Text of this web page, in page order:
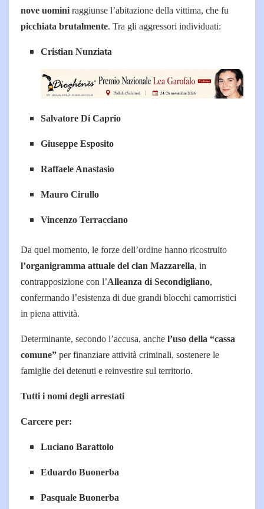
nove uomini raggiunse l’abitazione della vittima, che fu
picchiata brutalmente. Tra gli aggressori individuati:
Cristian Nunziata
Salvatore Di Caprio
Giuseppe Esposito
Raffaele Anastasio
Mauro Cirullo
Vincenzo Terracciano
Da quel momento, le forze dell’ordine hanno ricostruito
l’organigramma attuale del clan Mazzarella, in
contrapposizione con l’Alleanza di Secondigliano,
confermando l’esistenza di due grandi blocchi camorristici
in piena attività.
Determinante, secondo l’accusa, anche l’uso della “cassa
comune” per finanziare attività criminali, sostenere le
famiglie dei detenuti e reinvestire sul territorio.
Tutti i nomi degli arrestati
Carcere per:
Luciano Barattolo
Eduardo Buonerba
Pasquale Buonerba